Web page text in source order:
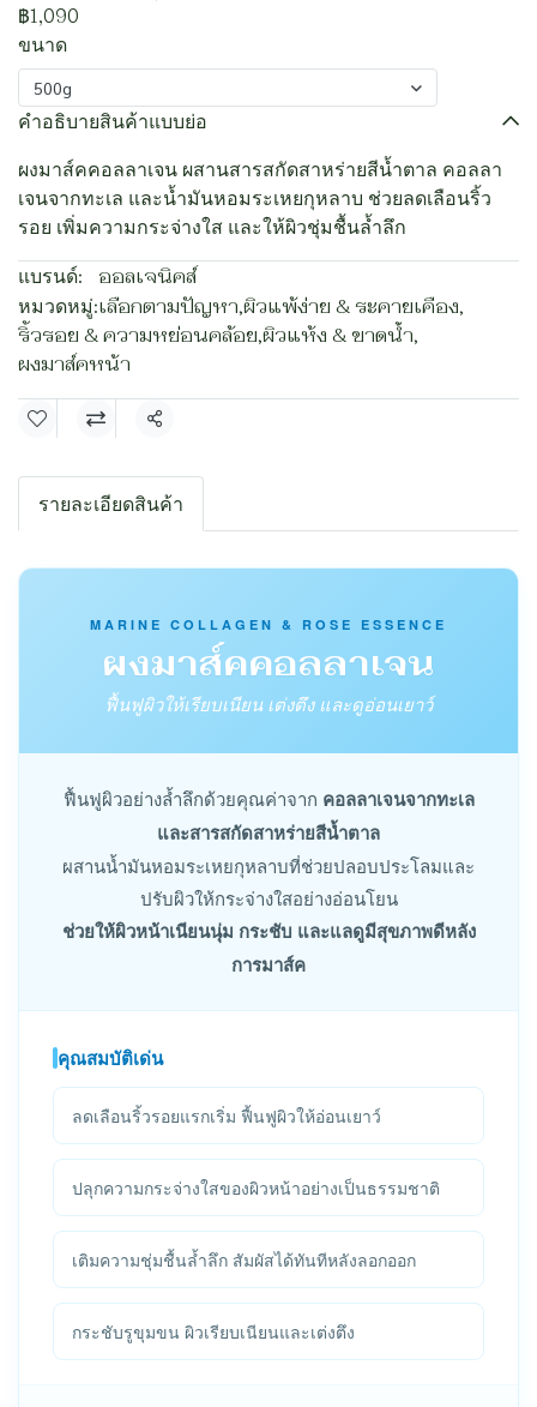
฿1,090
ขนาด
500g
คำอธิบายสินค้าแบบย่อ
ผงมาส์คคอลลาเจน ผสานสารสกัดสาหร่ายสีน้ำตาล คอลลา
เจนจากทะเล และน้ำมันหอมระเหยกุหลาบ ช่วยลดเลือนริ้ว
รอย เพิ่มความกระจ่างใส และให้ผิวชุ่มชื้นล้ำลึก
แบรนด์: ออลเจนิคส์
หมวดหมู่:เลือกตามปัญหา,ผิวแพ้ง่าย & ระคายเคือง,
ริ้วรอย & ความหย่อนคล้อย,ผิวแห้ง & ขาดน้ำ,
ผงมาส์คหน้า
แชร์
รายละเอียดสินค้า
MARINE COLLAGEN & ROSE ESSENCE
ผงมาส์คคอลลาเจน
ฟื้นฟูผิวให้เรียบเนียน เต่งตึง และดูอ่อนเยาว์
ฟื้นฟูผิวอย่างล้ำลึกด้วยคุณค่าจาก คอลลาเจนจากทะเล
และสารสกัดสาหร่ายสีน้ำตาล
ผสานน้ำมันหอมระเหยกุหลาบที่ช่วยปลอบประโลมและ
ปรับผิวให้กระจ่างใสอย่างอ่อนโยน
ช่วยให้ผิวหน้าเนียนนุ่ม กระชับ และแลดูมีสุขภาพดีหลัง
การมาส์ค
คุณสมบัติเด่น
ลดเลือนริ้วรอยแรกเริ่ม ฟื้นฟูผิวให้อ่อนเยาว์
ปลุกความกระจ่างใสของผิวหน้าอย่างเป็นธรรมชาติ
เติมความชุ่มชื้นล้ำลึก สัมผัสได้ทันทีหลังลอกออก
กระชับรูขุมขน ผิวเรียบเนียนและเต่งตึง